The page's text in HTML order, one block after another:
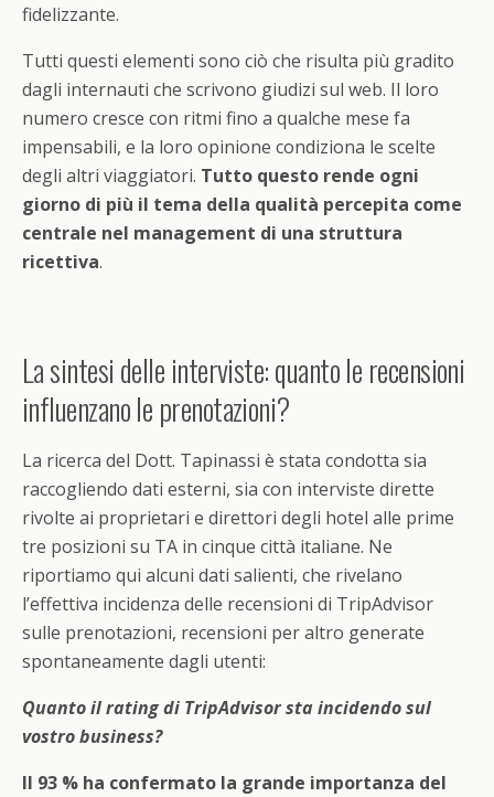
fidelizzante.
Tutti questi elementi sono ciò che risulta più gradito
dagli internauti che scrivono giudizi sul web. Il loro
numero cresce con ritmi fino a qualche mese fa
impensabili, e la loro opinione condiziona le scelte
degli altri viaggiatori. Tutto questo rende ogni
giorno di più il tema della qualità percepita come
centrale nel management di una struttura
ricettiva.
La sintesi delle interviste: quanto le recensioni
influenzano le prenotazioni?
La ricerca del Dott. Tapinassi è stata condotta sia
raccogliendo dati esterni, sia con interviste dirette
rivolte ai proprietari e direttori degli hotel alle prime
tre posizioni su TA in cinque città italiane. Ne
riportiamo qui alcuni dati salienti, che rivelano
l’effettiva incidenza delle recensioni di TripAdvisor
sulle prenotazioni, recensioni per altro generate
spontaneamente dagli utenti:
Quanto il rating di TripAdvisor sta incidendo sul
vostro business?
Il 93 % ha confermato la grande importanza del